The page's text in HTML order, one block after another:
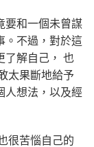
要和一個未曾謀
。不過，對於這
了解自己， 也
太果斷地給予
人想法，以及經
很苦惱自己的